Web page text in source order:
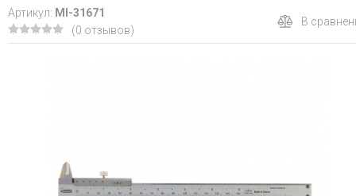
Артикул: MI-31671
(0 отзывов)
В